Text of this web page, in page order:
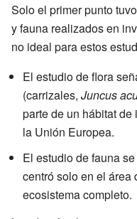
Solo el primer punto
y fauna realizados en
no ideal para estos
El estudio de flora
(carrizales, Juncus
parte de un hábitat
la Unión Europea.
El estudio de fauna
centró solo en el área
ecosistema completo.